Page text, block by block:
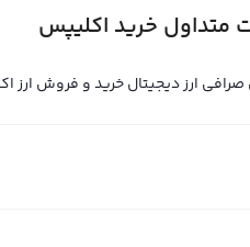
متداول خرید اکلیپس
صرافی ارز دیجیتال خرید و فروش